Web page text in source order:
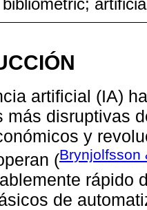
artificial (IA)
más disruptivas
y
(Brynjolfsson
rápido
de